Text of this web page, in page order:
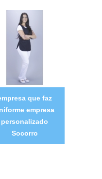
que faz
empresa
personalizado
Socorro